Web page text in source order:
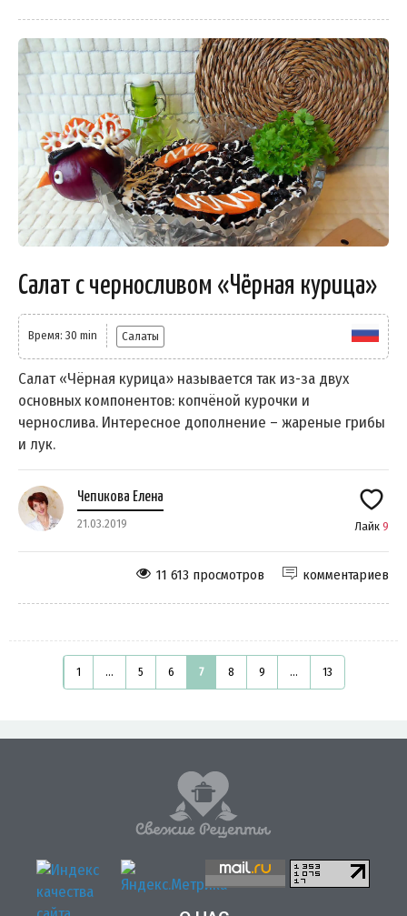
Салат с черносливом «Чёрная курица»
Время: 30 min Салаты
Салат «Чёрная курица» называется так из-за двух
основных компонентов: копчёной курочки и
чернослива. Интересное дополнение – жареные грибы
и лук.
Чепикова Елена
21.03.2019 Лайк 9
комментариев
11 613 просмотров
1 ... 5 6 7 8 9 ... 13